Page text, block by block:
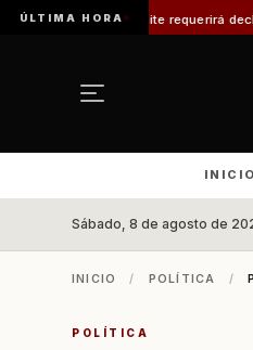
ÚLTIMA HORA
requerirá declaración jurada El
INICIO
Sábado, 8 de agosto de
INICIO / POLÍTICA /
POLÍTICA